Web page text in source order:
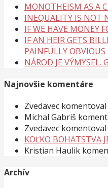
MONOTHEISM AS A
INEQUALITY IS NOT
IF WE HAVE MONEY
IF AN HEIR GETS
PAINFULLY OBVIOUS
NÁROD JE VÝMYSEL.
Najnovšie komentáre
Zvedavec komentoval
Michal Gabriš
Zvedavec komentoval
KOĽKO BOHATSTVA
Kristian Haulik
Archív